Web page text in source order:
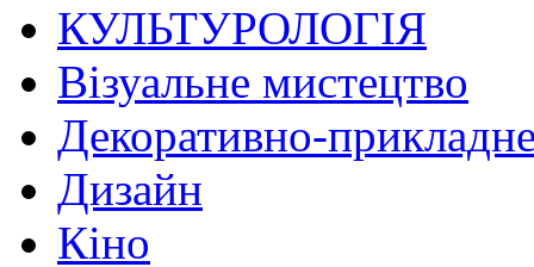
КУЛЬТУРОЛОГІЯ
Візуальне мистецтво
Декоративно-
Дизайн
Кіно